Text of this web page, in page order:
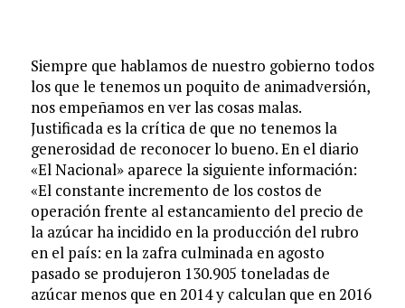
Siempre que hablamos de nuestro gobierno todos
los que le tenemos un poquito de animadversión,
nos empeñamos en ver las cosas malas.
Justificada es la crítica de que no tenemos la
generosidad de reconocer lo bueno. En el diario
«El Nacional» aparece la siguiente información:
«El constante incremento de los costos de
operación frente al estancamiento del precio de
la azúcar ha incidido en la producción del rubro
en el país: en la zafra culminada en agosto
pasado se produjeron 130.905 toneladas de
azúcar menos que en 2014 y calculan que en 2016